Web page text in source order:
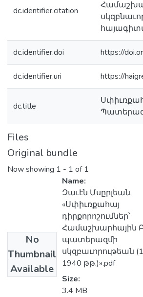
dc.identifier.citation
dc.identifier.doi https://
dc.identifier.uri https://
dc.title
Files
Original bundle
Now showing 1 - 1 of 1
No
Thumbnail
Available
Name:
Զաւէն Մսըրլեան,
«Սփիւռքահայ
դիրքորոշումներ՝
Համաշխարհային
պատերազմի
սկզբաւորութեան
1940 թթ.)».pdf
Size:
3.4 MB